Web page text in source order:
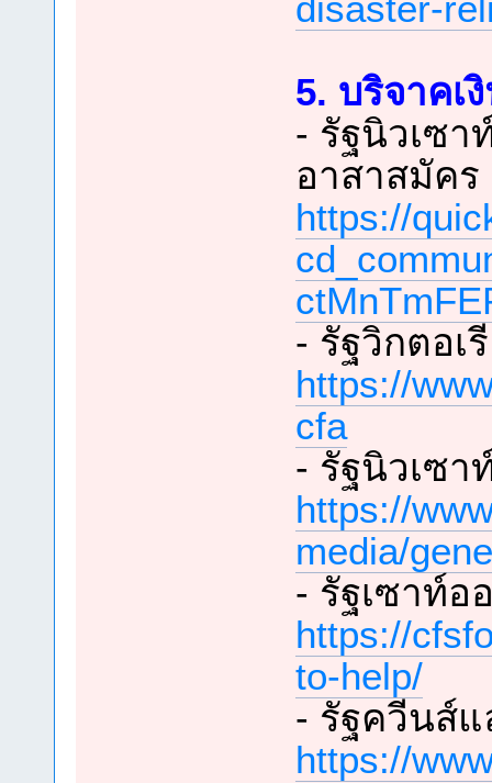
5. บริจาคเ
- รัฐนิวเซา
อาสาสมัค
https://
- รัฐวิกตอเ
https://
cfa
- รัฐนิวเซา
https://
media/
- รัฐเซาท์อ
https://
to-help/
- รัฐควีนส์
https://